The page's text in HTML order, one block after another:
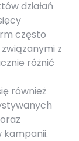
działań
często
z
różnić
również